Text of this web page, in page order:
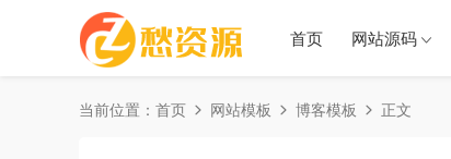
首页 网站源码
当前位置： 首页 网站模板 博客模板 正文